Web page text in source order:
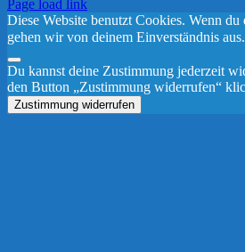
Instagram
Page load link
Diese Website benutzt Cookies. Wenn
gehen wir von deinem Einverständnis aus.
Du kannst deine Zustimmung jederzeit
den Button „Zustimmung widerrufen“
Zustimmung widerrufen